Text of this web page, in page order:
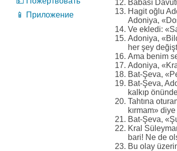
📱 Приложение
Babası
Hagit oğlu
Adoniya,
Ve ekledi:
Adoniya,
her şey
Ama benim
Adoniya,
Bat-Şeva,
Bat-Şeva,
kalkıp
Tahtına
kırmam» diye
Bat-Şeva,
Kral
bari! Ne de
Bu olay